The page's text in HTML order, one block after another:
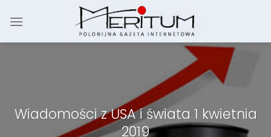
Wiadomości z USA i świata 1 kwietnia
2019